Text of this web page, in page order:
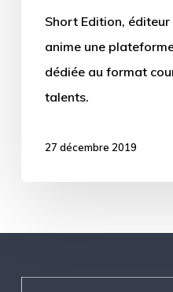
Short Edition,
anime une
dédiée au format
talents.
27 décembre 2019